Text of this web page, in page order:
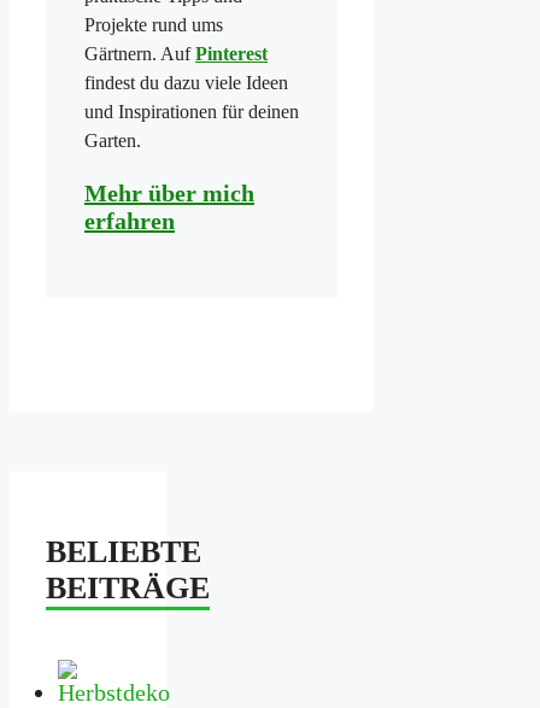
Projekte rund ums
Gärtnern. AufPinterest
findest du dazu viele Ideen
und Inspirationen für deinen
Garten.
Mehr über mich
erfahren
BELIEBTE
BEITRÄGE